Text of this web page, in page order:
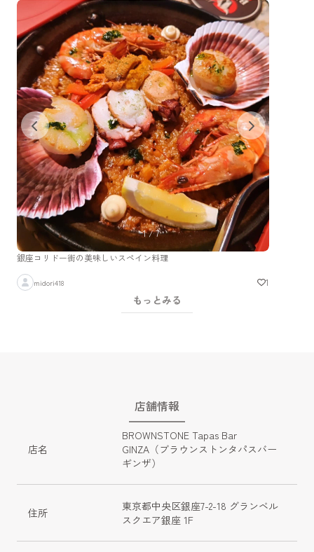
1/7
銀座コリドー街の美味しいスペイン料理
midori418 1
もっとみる
店舗情報
店名
BROWNSTONE Tapas Bar
GINZA（ブラウンストンタパスバー
ギンザ）
住所
東京都中央区銀座7-2-18 グランベル
スクエア銀座 1F